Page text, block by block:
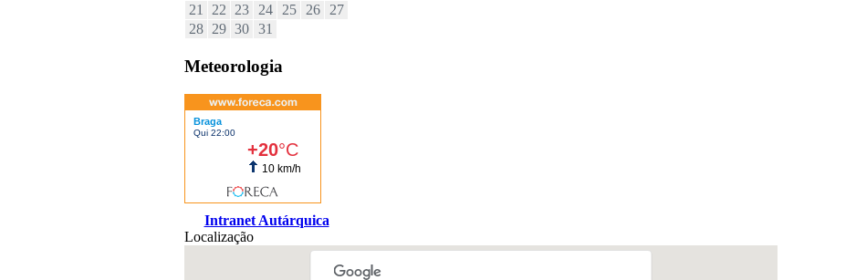
21 22 23 24 25 26
27
28 29 30 31
Meteorologia
Intranet Autárquica
Localização